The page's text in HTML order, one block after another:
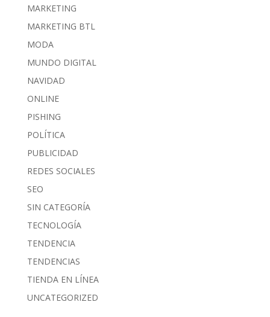
MARKETING
MARKETING BTL
MODA
MUNDO DIGITAL
NAVIDAD
ONLINE
PISHING
POLÍTICA
PUBLICIDAD
REDES SOCIALES
SEO
SIN CATEGORÍA
TECNOLOGÍA
TENDENCIA
TENDENCIAS
TIENDA EN LÍNEA
UNCATEGORIZED